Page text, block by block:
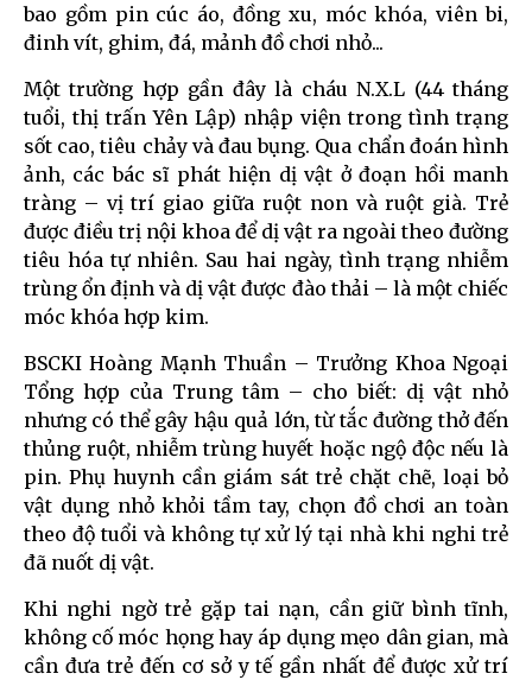
bao gồm pin cúc áo, đồng xu, móc khóa, viên bi,
đinh vít, ghim, đá, mảnh đồ chơi nhỏ...
Một trường hợp gần đây là cháu N.X.L (44 tháng
tuổi, thị trấn Yên Lập) nhập viện trong tình trạng
sốt cao, tiêu chảy và đau bụng. Qua chẩn đoán hình
ảnh, các bác sĩ phát hiện dị vật ở đoạn hồi manh
tràng – vị trí giao giữa ruột non và ruột già. Trẻ
được điều trị nội khoa để dị vật ra ngoài theo đường
tiêu hóa tự nhiên. Sau hai ngày, tình trạng nhiễm
trùng ổn định và dị vật được đào thải – là một chiếc
móc khóa hợp kim.
BSCKI Hoàng Mạnh Thuần – Trưởng Khoa Ngoại
Tổng hợp của Trung tâm – cho biết: dị vật nhỏ
nhưng có thể gây hậu quả lớn, từ tắc đường thở đến
thủng ruột, nhiễm trùng huyết hoặc ngộ độc nếu là
pin. Phụ huynh cần giám sát trẻ chặt chẽ, loại bỏ
vật dụng nhỏ khỏi tầm tay, chọn đồ chơi an toàn
theo độ tuổi và không tự xử lý tại nhà khi nghi trẻ
đã nuốt dị vật.
Khi nghi ngờ trẻ gặp tai nạn, cần giữ bình tĩnh,
không cố móc họng hay áp dụng mẹo dân gian, mà
cần đưa trẻ đến cơ sở y tế gần nhất để được xử trí